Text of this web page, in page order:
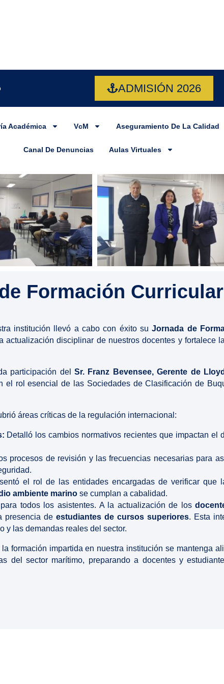
ADMISIÓN 2026
Académica VcM Aseguramiento De La Calidad
Canal De Denuncias Aulas Virtuales
Formación
institución llevó a cabo con éxito suJornada de
actualización disciplinar de nuestros docentes y fortalece
participación del Sr. Franz Bevensee, Gerente de
el rol esencial de las Sociedades de Clasificación de
áreas críticas de la regulación internacional:
Detalló los cambios normativos recientes que impactan el
procesos de revisión y las frecuencias necesarias para
el rol de las entidades encargadas de verificar que
ambiente marinose cumplan a cabalidad.
todos los asistentes. A la actualización de los
presencia de estudiantes de cursos superiores. Esta
y las demandas reales del sector.
formación impartida en nuestra institución se mantenga
del sector marítimo, preparando a docentes y